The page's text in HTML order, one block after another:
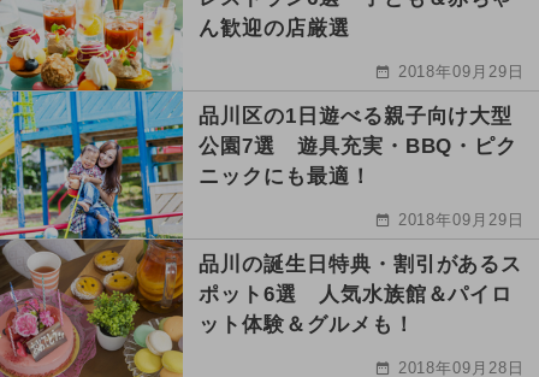
ん歓迎の店厳選
2018年09月29日
品川区の1日遊べる親子向け大型
公園7選 遊具充実・BBQ・ピク
ニックにも最適！
2018年09月29日
品川の誕生日特典・割引があるス
ポット6選 人気水族館＆パイロ
ット体験＆グルメも！
2018年09月28日